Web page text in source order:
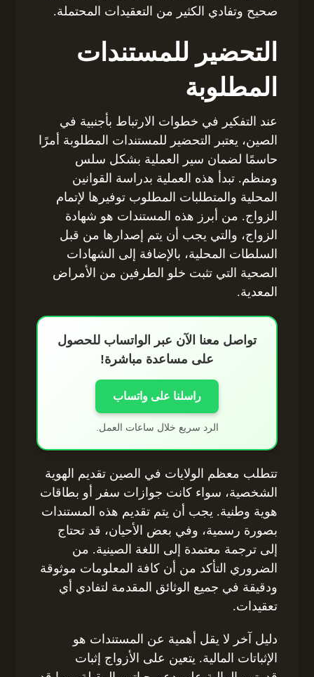
صحيح وتفادي الكثير من التعقيدات المحتملة.
التحضير للمستندات
المطلوبة
عند التفكير في خطوات الارتباط بأجنبية في
الصين، يعتبر التحضير للمستندات المطلوبة أمرًا
حاسمًا لضمان سير العملية بشكل سلس
ومنظم. تبدأ هذه العملية بدراسة القوانين
المحلية والمتطلبات المطلوب توفيرها لإتمام
الزواج. من أبرز هذه المستندات هو شهادة
الزواج، والتي يجب أن يتم إصدارها من قبل
السلطات المحلية، بالإضافة إلى الشهادات
الصحية التي تثبت خلو الطرفين من الأمراض
المعدية.
تواصل معنا الآن عبر الواتساب للحصول
على مساعدة مباشرة!
راسلنا على واتساب
الرد سريع خلال ساعات العمل.
تتطلب معظم الولايات في الصين تقديم الهوية
الشخصية، سواء كانت جوازات سفر أو بطاقات
هوية وطنية. يجب أن يتم تقديم هذه المستندات
بصورة رسمية، وفي بعض الأحيان، قد تحتاج
إلى ترجمة معتمدة إلى اللغة الصينية. من
الضروري التأكد من أن كافة المعلومات موثوقة
ودقيقة في جميع الوثائق المقدمة لتفادي أي
تعقيدات.
دليل آخر لا يقل أهمية عن المستندات هو
الإثباتات المالية. يتعين على الأزواج إثبات